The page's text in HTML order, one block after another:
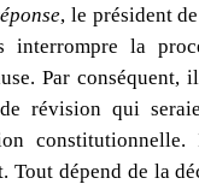
, le président
la
Par conséquent,
révision qui
constitutionnelle.
dépend de la